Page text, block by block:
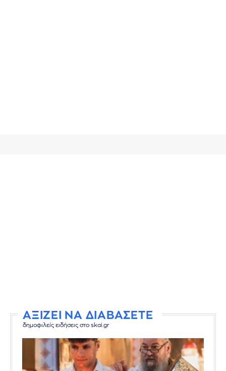
ΑΞΙΖΕΙ ΝΑ ΔΙΑΒΑΣΕΤΕ
δημοφιλείς ειδήσεις στο skai.gr